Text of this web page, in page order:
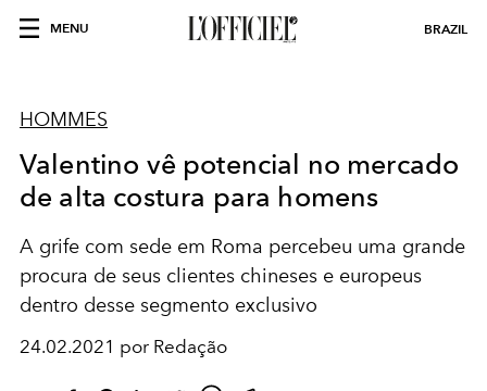
MENU BRAZIL
HOMMES
Valentino vê potencial no mercado
de alta costura para homens
A grife com sede em Roma percebeu uma grande
procura de seus clientes chineses e europeus
dentro desse segmento exclusivo
24.02.2021 por Redação